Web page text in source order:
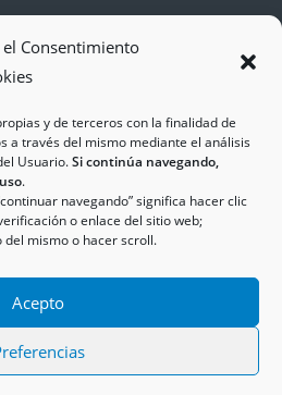
Consentimiento
y de terceros con la finalidad de
a través del mismo mediante el análisis
Usuario.Si continúa navegando,
.
navegando” significa hacer clic
o enlace del sitio web;
mismo o hacer scroll.
Acepto
Cookies